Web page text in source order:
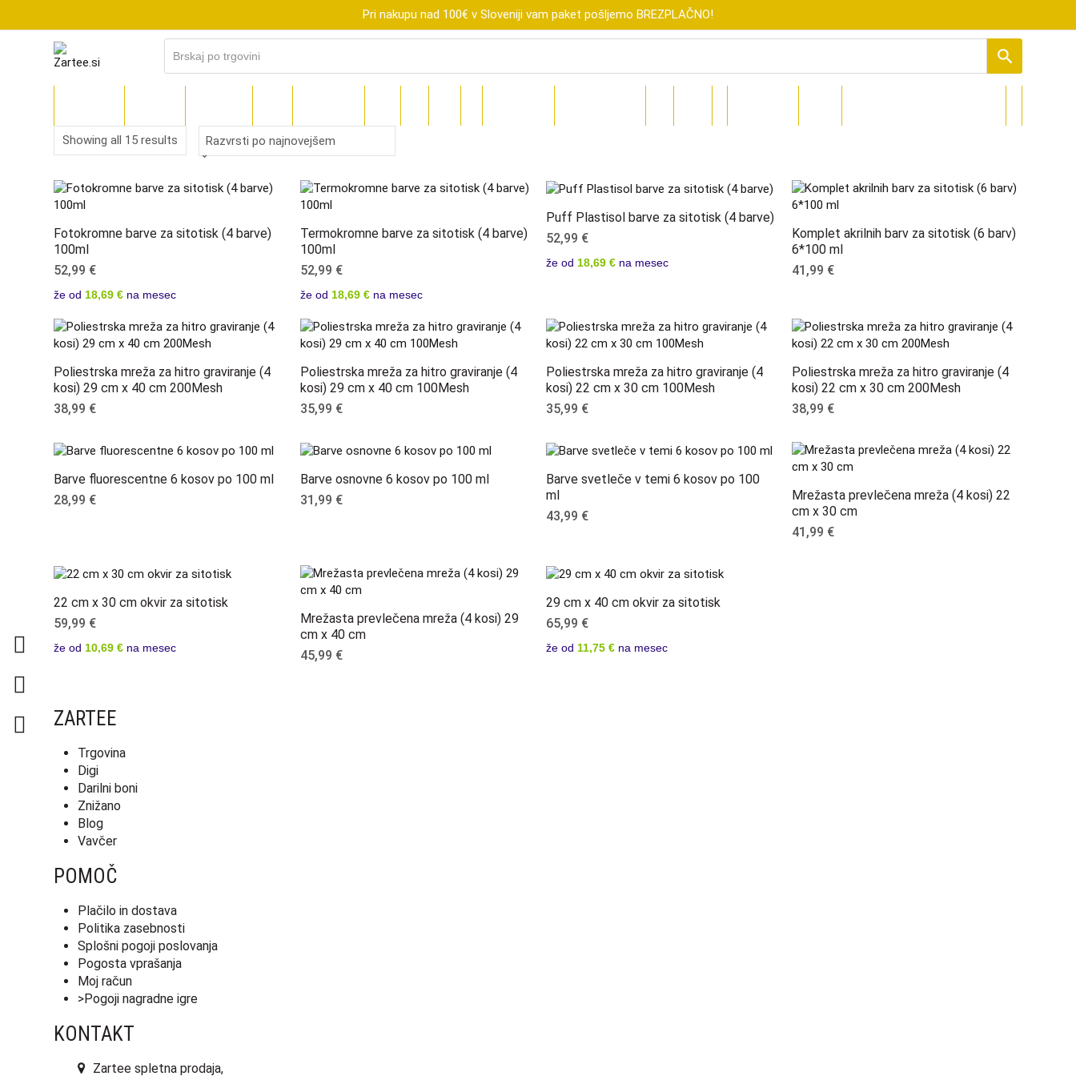
Pri nakupu nad 100€ v Sloveniji vam paket pošljemo BREZPLAČNO!
Showing all 15 results Sorted
latest
Fotokromne barve za sitotisk (4 barve)
100ml
52,99 €
že od 18,69 € na mesec
Termokromne barve za sitotisk (4 barve)
100ml
52,99 €
že od 18,69 €na mesec
Puff Plastisol barve za sitotisk (4 barve)
52,99 €
že od 18,69 €na mesec
Komplet akrilnih barv za sitotisk (6 barv)
6*100 ml
41,99 €
Poliestrska mreža za hitro graviranje (4
kosi) 29 cm x 40 cm 200Mesh
38,99 €
Poliestrska mreža za hitro graviranje (4
kosi) 29 cm x 40 cm 100Mesh
35,99 €
Poliestrska mreža za hitro graviranje (4
kosi) 22 cm x 30 cm 100Mesh
35,99 €
Poliestrska mreža za hitro graviranje (4
kosi) 22 cm x 30 cm 200Mesh
38,99 €
Barve fluorescentne 6 kosov po 100 ml
28,99 €
Barve osnovne 6 kosov po 100 ml
31,99 €
Barve svetleče v temi 6 kosov po 100
ml
43,99 €
Mrežasta prevlečena mreža (4 kosi) 22
cm x 30 cm
41,99 €
22 cm x 30 cm okvir za sitotisk
59,99 €
že od 10,69 € na mesec
Mrežasta prevlečena mreža (4 kosi) 29
cm x 40 cm
45,99 €
29 cm x 40 cm okvir za sitotisk
65,99 €
že od 11,75 €na mesec
ZARTEE
Trgovina
Digi
Darilni boni
Znižano
Blog
Vavčer
POMOČ
Plačilo in dostava
Politika zasebnosti
Splošni pogoji poslovanja
Pogosta vprašanja
Moj račun
>Pogoji nagradne igre
KONTAKT
Zartee spletna prodaja,